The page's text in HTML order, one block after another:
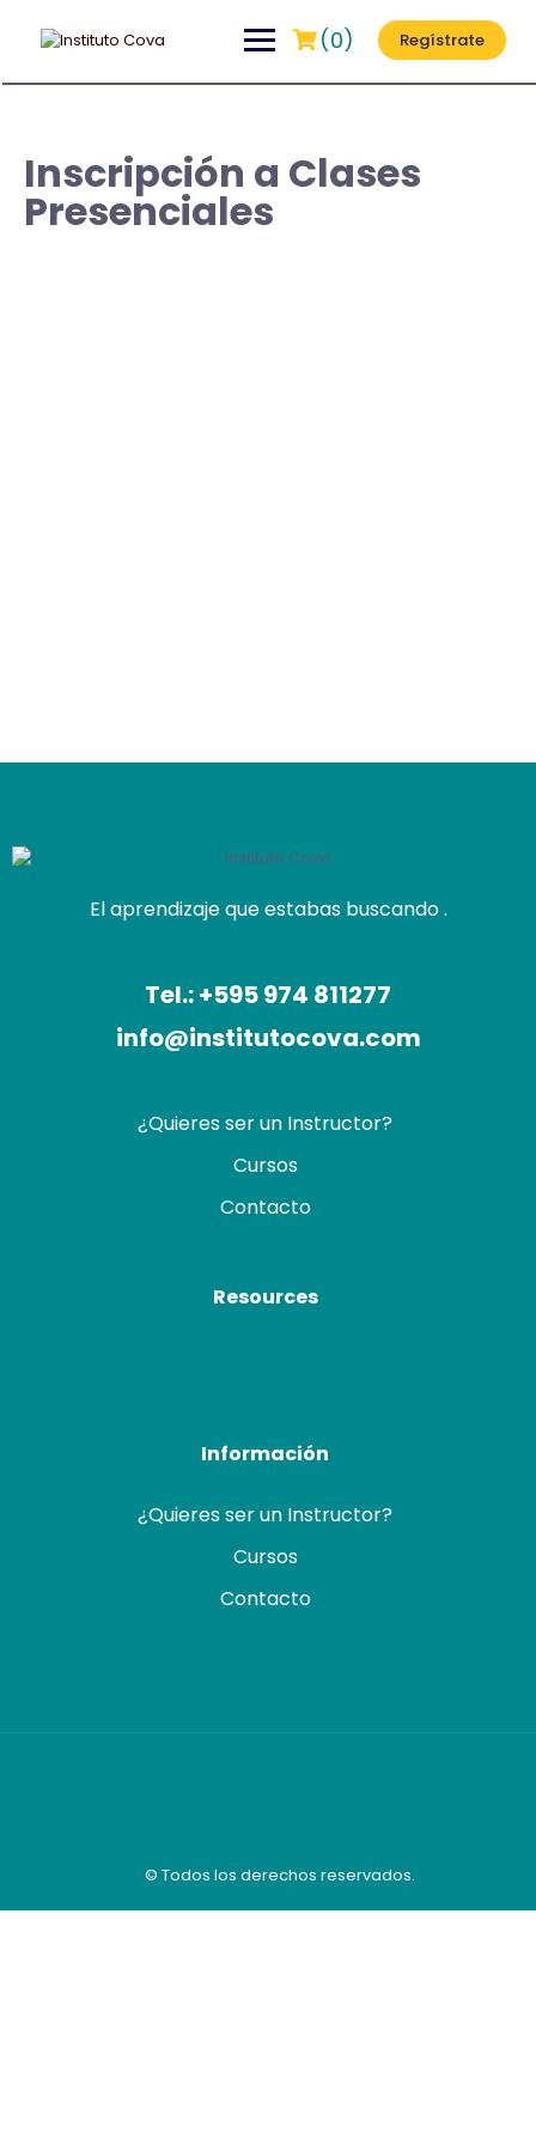
(0) Regístrate
Inscripción a Clases
Presenciales
El aprendizaje que estabas buscando .
Tel.: +595 974 811277
info@institutocova.com
¿Quieres ser un Instructor?
Cursos
Contacto
Resources
Información
¿Quieres ser un Instructor?
Cursos
Contacto
© Todos los derechos reservados.